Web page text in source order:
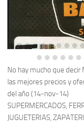
No hay mucho que decir
las mejores precios y
del año (14-nov-14)
SUPERMERCADOS,
JUGUETERIAS,